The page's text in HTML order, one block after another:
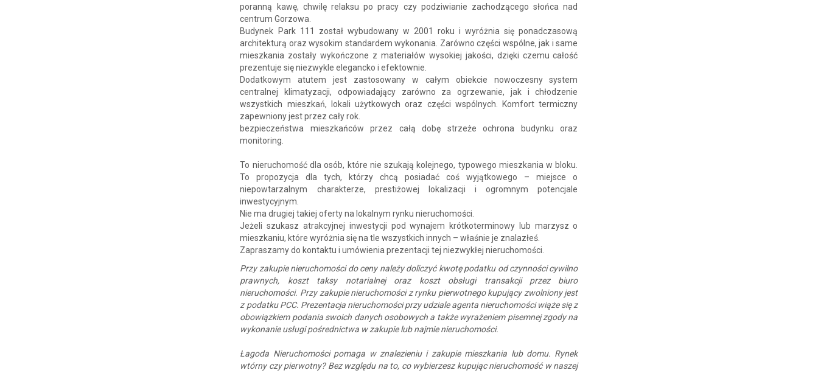
poranną kawę, chwilę relaksu po pracy czy podziwianie zachodzącego słońca nad
centrum Gorzowa.
Budynek Park 111 został wybudowany w 2001 roku i wyróżnia się ponadczasową
architekturą oraz wysokim standardem wykonania. Zarówno części wspólne, jak i same
mieszkania zostały wykończone z materiałów wysokiej jakości, dzięki czemu całość
prezentuje się niezwykle elegancko i efektownie.
Dodatkowym atutem jest zastosowany w całym obiekcie nowoczesny system
centralnej klimatyzacji, odpowiadający zarówno za ogrzewanie, jak i chłodzenie
wszystkich mieszkań, lokali użytkowych oraz części wspólnych. Komfort termiczny
zapewniony jest przez cały rok.
bezpieczeństwa mieszkańców przez całą dobę strzeże ochrona budynku oraz
monitoring.
To nieruchomość dla osób, które nie szukają kolejnego, typowego mieszkania w bloku.
To propozycja dla tych, którzy chcą posiadać coś wyjątkowego – miejsce o
niepowtarzalnym charakterze, prestiżowej lokalizacji i ogromnym potencjale
inwestycyjnym.
Nie ma drugiej takiej oferty na lokalnym rynku nieruchomości.
Jeżeli szukasz atrakcyjnej inwestycji pod wynajem krótkoterminowy lub marzysz o
mieszkaniu, które wyróżnia się na tle wszystkich innych – właśnie je znalazłeś.
Zapraszamy do kontaktu i umówienia prezentacji tej niezwykłej nieruchomości.
Przy zakupie nieruchomości do ceny należy doliczyć kwotę podatku od czynności cywilno
prawnych, koszt taksy notarialnej oraz koszt obsługi transakcji przez biuro
nieruchomości. Przy zakupie nieruchomości z rynku pierwotnego kupujący zwolniony jest
z podatku PCC. Prezentacja nieruchomości przy udziale agenta nieruchomości wiąże się z
obowiązkiem podania swoich danych osobowych a także wyrażeniem pisemnej zgody na
wykonanie usługi pośrednictwa w zakupie lub najmie nieruchomości.
Łagoda Nieruchomości pomaga w znalezieniu i zakupie mieszkania lub domu. Rynek
wtórny czy pierwotny? Bez względu na to, co wybierzesz kupując nieruchomość w naszej